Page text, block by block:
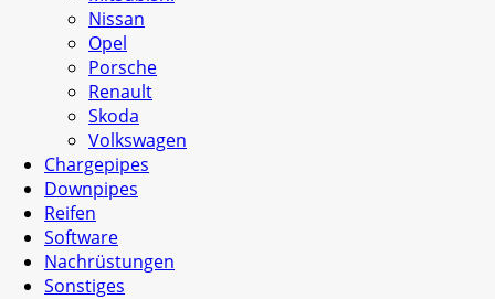
Nissan
Opel
Porsche
Renault
Skoda
Volkswagen
Chargepipes
Downpipes
Reifen
Software
Nachrüstungen
Sonstiges